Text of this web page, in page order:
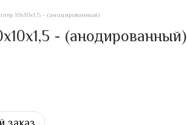
10х10х1,5 - (анодированный)
- (анодированный)
заказ